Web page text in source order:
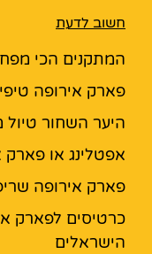
חשוב לדעת
המתקנים הכי
פארק אירופה
היער השחור טיול
אפטלינג או פארק
פארק אירופה
כרטיסים לפארק
הישראלים